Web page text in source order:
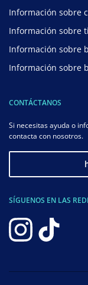
Información sobre
Información sobre
Información sobre
Información sobre
CONTÁCTANOS
Si necesitas ayuda o
contacta con nosotros.
SÍGUENOS EN LAS